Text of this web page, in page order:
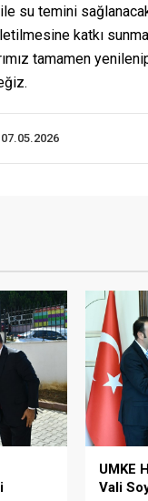
su temini
katkı
tamamen
07.05.2026
UMKE
Vali